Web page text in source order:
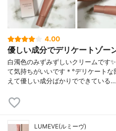
4.00
優しい成分でデリケートゾー
白濁色のみずみずしいクリームです
て気持ちがいいです＊°デリケート
えて優しい成分ばかりでできている…
LUMEVE(ルミーヴ)